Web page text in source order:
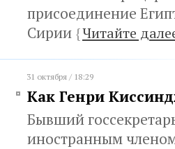
присоединение
Сирии {Читайте
31 октября / 18:29
Как Генри
Бывший
иностранным